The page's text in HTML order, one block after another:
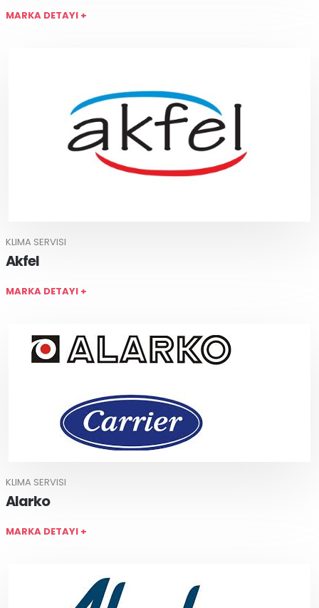
MARKA DETAYI +
KLIMA SERVISI
Akfel
MARKA DETAYI +
KLIMA SERVISI
Alarko
MARKA DETAYI +